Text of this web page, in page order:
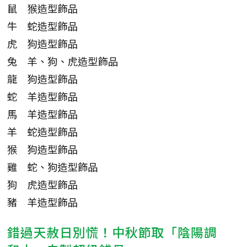
鼠
猴造型飾品
牛
蛇造型飾品
虎
狗造型飾品
兔
羊、狗、虎造型飾品
龍
狗造型飾品
蛇
羊造型飾品
馬
羊造型飾品
羊
蛇造型飾品
猴
狗造型飾品
雞
蛇、狗造型飾品
狗
虎造型飾品
豬
羊造型飾品
錯過天赦日別慌！中秋節取「陰陽調